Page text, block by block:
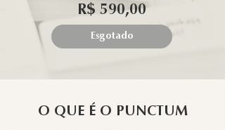
Esgotado
R$ 590,00
O QUE É O PUNCTUM